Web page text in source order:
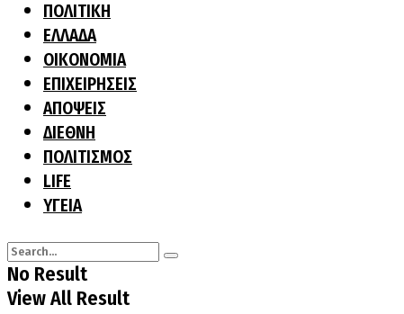
ΠΟΛΙΤΙΚΗ
ΕΛΛΑΔΑ
ΟΙΚΟΝΟΜΙΑ
ΕΠΙΧΕΙΡΗΣΕΙΣ
ΑΠΟΨΕΙΣ
ΔΙΕΘΝΗ
ΠΟΛΙΤΙΣΜΟΣ
LIFE
ΥΓΕΙΑ
No Result
View All Result